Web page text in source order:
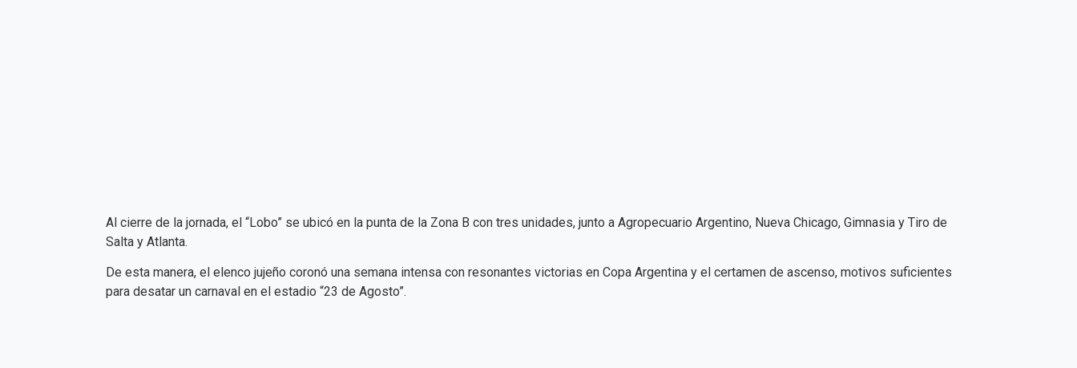
Al cierre de la jornada, el “Lobo” se ubicó en la punta de la Zona B con tres unidades, junto a Agropecuario Argentino, Nueva Chicago, Gimnasia y Tiro de
Salta y Atlanta.
De esta manera, el elenco jujeño coronó una semana intensa con resonantes victorias en Copa Argentina y el certamen de ascenso, motivos suficientes
para desatar un carnaval en el estadio “23 de Agosto”.